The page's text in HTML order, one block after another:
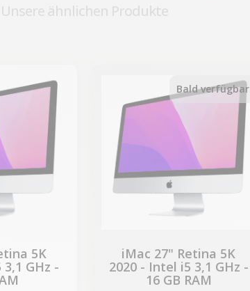
Unsere ähnlichen Produkte
5K
GHz -
Bald verfügbar
iMac 27" Retina 5K
2020 - Intel i5 3,1 GHz -
16 GB RAM